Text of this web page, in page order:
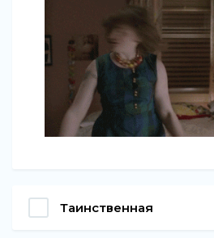
Таинственная